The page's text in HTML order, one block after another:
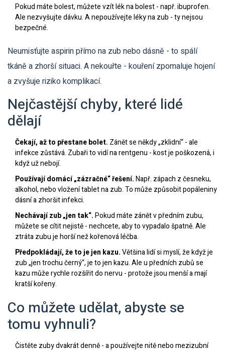
Pokud máte bolest, můžete vzít lék na bolest - např. ibuprofen.
Ale nezvyšujte dávku. A nepoužívejte léky na zub - ty nejsou
bezpečné.
Neumisťujte aspirin přímo na zub nebo dásně - to spálí
tkáně a zhorší situaci. A nekouřte - kouření zpomaluje hojení
a zvyšuje riziko komplikací.
Nejčastější chyby, které lidé
dělají
Čekají, až to přestane bolet. Zánět se někdy „zklidní“ - ale
infekce zůstává. Zubaři to vidí na rentgenu - kost je poškozená, i
když už nebojí.
Používají domácí „zázračné“ řešení.Např. zápach z česneku,
alkohol, nebo vložení tablet na zub. To může způsobit popáleniny
dásní a zhoršit infekci.
Nechávají zub „jen tak“.Pokud máte zánět v předním zubu,
můžete se cítit nejistě - nechcete, aby to vypadalo špatně. Ale
ztráta zubu je horší než kořenová léčba.
Předpokládají, že to je jen kazu.Většina lidí si myslí, že když je
zub „jen trochu černý“, je to jen kazu. Ale u předních zubů se
kazu může rychle rozšířit do nervu - protože jsou menší a mají
kratší kořeny.
Co můžete udělat, abyste se
tomu vyhnuli?
Čistěte zuby dvakrát denně - a používejte nitě nebo mezizubní